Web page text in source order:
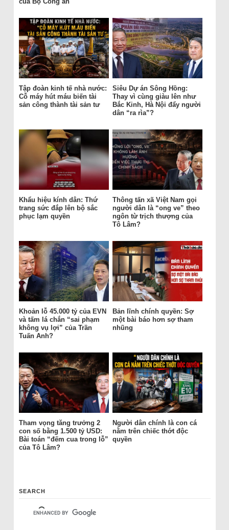
Tập đoàn kinh tế nhà nước:
Cỗ máy hút máu biến tài
sản công thành tài sản tư
Siêu Dự án Sông Hồng:
Thay vì cùng giàu lên như
Bắc Kinh, Hà Nội đẩy người
dân “ra rìa”?
Khẩu hiệu kính dân: Thứ
trang sức đắp lên bộ sắc
phục lạm quyền
Thông tấn xã Việt Nam gọi
người dân là “ong ve” theo
ngôn từ trịch thượng của
Tô Lâm?
Khoản lỗ 45.000 tỷ của EVN
và tấm lá chắn “sai phạm
không vụ lợi” của Trần
Tuấn Anh?
Bản lĩnh chính quyền: Sợ
một bài báo hơn sợ tham
nhũng
Tham vọng tăng trưởng 2
con số bằng 1.500 tỷ USD:
Bài toán “đếm cua trong lỗ”
của Tô Lâm?
Người dân chính là con cá
nằm trên chiếc thớt độc
quyền
SEARCH